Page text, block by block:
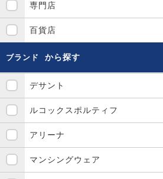
専門店
百貨店
ブランド から探す
デサント
ルコックスポルティフ
アリーナ
マンシングウェア